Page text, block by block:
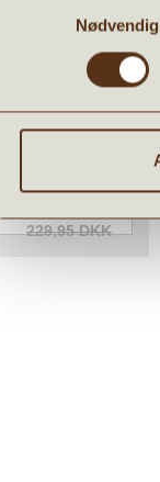
Nødvendig
Petrol
med vask
183,96 DKK
229,95 DKK